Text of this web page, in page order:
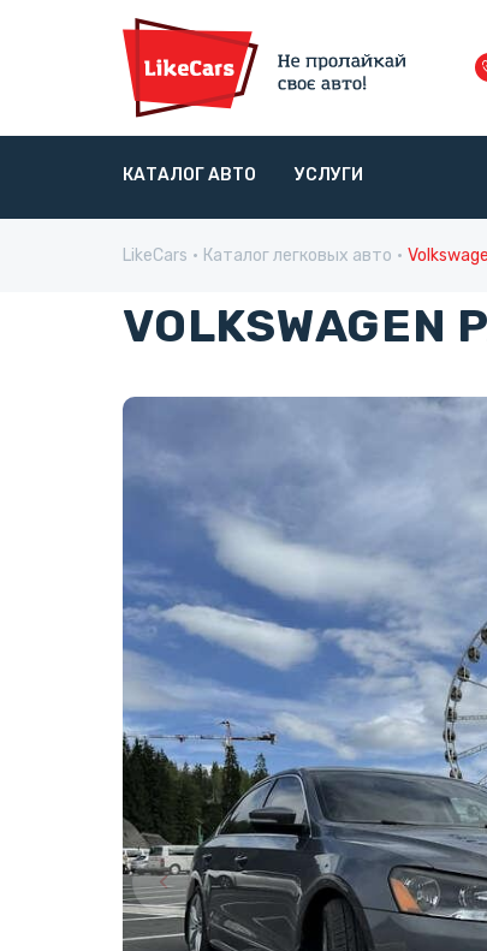
КАТАЛОГ АВТО УСЛУГИ
LikeCars Каталог легковых авто
VOLKSWAGEN